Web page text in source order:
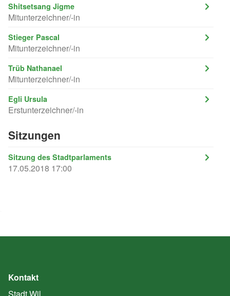
Shitsetsang Jigme
Mitunterzeichner/-in
Stieger Pascal
Mitunterzeichner/-in
Trüb Nathanael
Mitunterzeichner/-in
Egli Ursula
Erstunterzeichner/-in
Sitzungen
Sitzung des Stadtparlaments
17.05.2018 17:00
Kontakt
Stadt Wil